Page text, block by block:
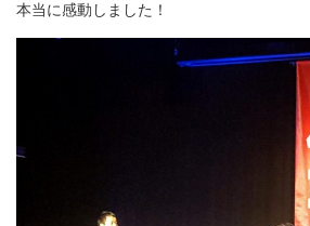
本当に感動しました！